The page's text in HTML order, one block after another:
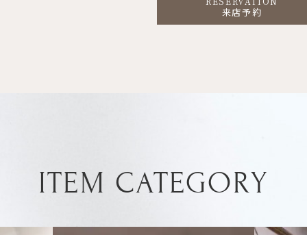
来店予約
ITEM CATEGORY